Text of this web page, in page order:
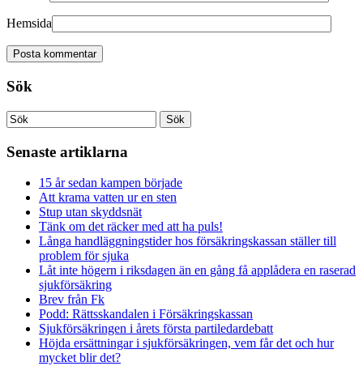
Hemsida
Sök
Senaste artiklarna
15 år sedan kampen började
Att krama vatten ur en sten
Stup utan skyddsnät
Tänk om det räcker med att ha puls!
Långa handläggningstider hos försäkringskassan ställer till
problem för sjuka
Låt inte högern i riksdagen än en gång få applådera en raserad
sjukförsäkring
Brev från Fk
Podd: Rättsskandalen i Försäkringskassan
Sjukförsäkringen i årets första partiledardebatt
Höjda ersättningar i sjukförsäkringen, vem får det och hur
mycket blir det?